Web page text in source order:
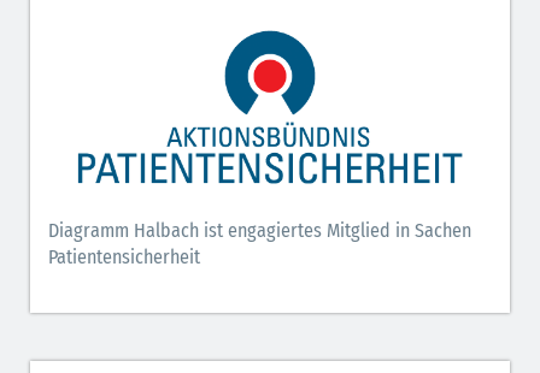
Diagramm Halbach ist engagiertes Mitglied in Sachen
Patientensicherheit